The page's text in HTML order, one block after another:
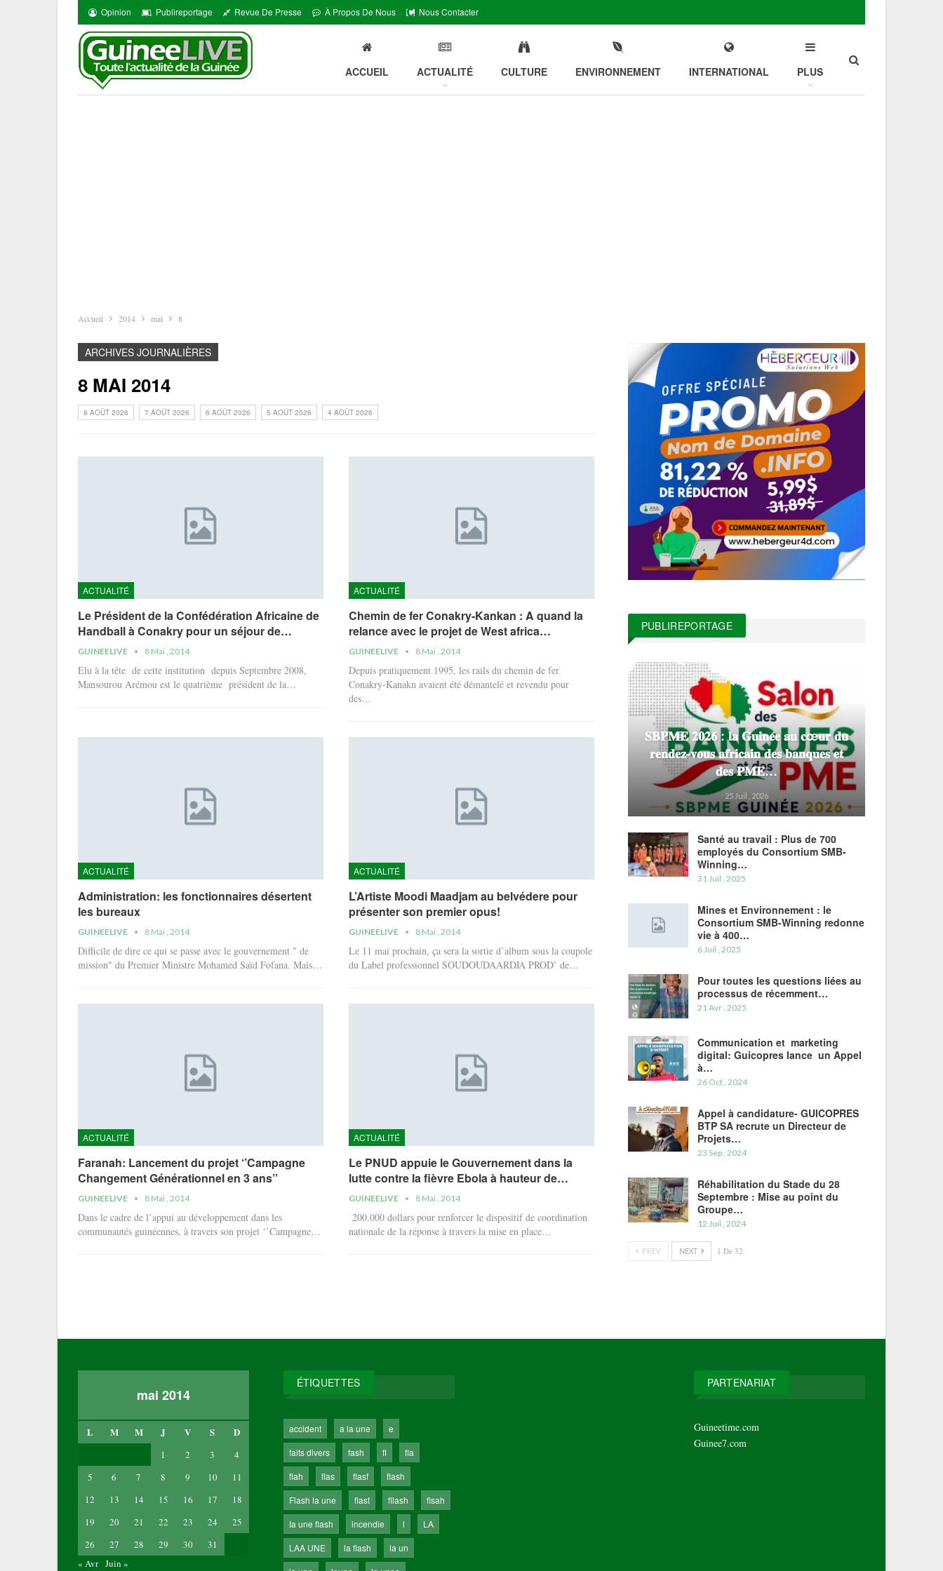
Opinion Publireportage Revue De Presse À Propos De Nous Nous Contacter
ACCUEIL ACTUALITÉ CULTURE ENVIRONNEMENT INTERNATIONAL PLUS
Accueil 2014 mai 8
ARCHIVES JOURNALIÈRES
8 MAI 2014
8 AOÛT 2026 7 AOÛT 2026 6 AOÛT 2026 5 AOÛT 2026 4 AOÛT 2026
ACTUALITÉ
Le Président de la Confédération Africaine de
Handball à Conakry pour un séjour de…
GUINEELIVE 8 Mai , 2014
Elu à la tête de cette institution depuis Septembre 2008,
Mansourou Arémou est le quatrième président de la…
ACTUALITÉ
Chemin de fer Conakry-Kankan : A quand la
relance avec le projet de West africa…
GUINEELIVE 8 Mai , 2014
Depuis pratiquement 1995, les rails du chemin de fer
Conakry-Kanakn avaient été démantelé et revendu pour
des…
ACTUALITÉ
Administration: les fonctionnaires désertent
les bureaux
GUINEELIVE 8 Mai , 2014
Difficile de dire ce qui se passe avec le gouvernement " de
mission" du Premier Ministre Mohamed Saïd Fofana. Mais…
ACTUALITÉ
L’Artiste Moodi Maadjam au belvédere pour
présenter son premier opus!
GUINEELIVE 8 Mai , 2014
Le 11 mai prochain, ça sera la sortie d’album sous la coupole
du Label professionnel SOUDOUDAARDJA PROD’ de…
ACTUALITÉ
Faranah: Lancement du projet ‘’Campagne
Changement Générationnel en 3 ans’’
GUINEELIVE 8 Mai , 2014
Dans le cadre de l’appui au développement dans les
communautés guinéennes, à travers son projet ‘’Campagne…
ACTUALITÉ
Le PNUD appuie le Gouvernement dans la
lutte contre la fièvre Ebola à hauteur de…
GUINEELIVE 8 Mai , 2014
200.000 dollars pour renforcer le dispositif de coordination
nationale de la réponse à travers la mise en place…
PUBLIREPORTAGE
𝐒𝐁𝐏𝐌𝐄 𝟐𝟎𝟐𝟔 : 𝐥𝐚 𝐆𝐮𝐢𝐧𝐞́𝐞 𝐚𝐮 𝐜œ𝐮𝐫 𝐝𝐮
𝐫𝐞𝐧𝐝𝐞𝐳-𝐯𝐨𝐮𝐬 𝐚𝐟𝐫𝐢𝐜𝐚𝐢𝐧 𝐝𝐞𝐬 𝐛𝐚𝐧𝐪𝐮𝐞𝐬 𝐞𝐭
𝐝𝐞𝐬 𝐏𝐌𝐄…
25 Juil , 2026
Santé au travail : Plus de 700
employés du Consortium SMB-
Winning…
31 Juil , 2025
Mines et Environnement : le
Consortium SMB-Winning redonne
vie à 400…
6 Juil , 2025
Pour toutes les questions liées au
processus de récemment…
21 Avr , 2025
Communication et marketing
digital: Guicopres lance un Appel
à…
26 Oct , 2024
Appel à candidature- GUICOPRES
BTP SA recrute un Directeur de
Projets…
23 Sep , 2024
Réhabilitation du Stade du 28
Septembre : Mise au point du
Groupe…
12 Juil , 2024
PREV NEXT 1 De 32
mai 2014
L M M J V S D
1 2 3
4
5
6 7 8 9 10
11
12
13 14 15 16 17
18
19
20 21 22 23 24
25
26
27 28 29 30
31
« Avr Juin »
ÉTIQUETTES
accident a la une
e
faits divers
fash fl
fla
flah
flas flasf
flash
Flash la une
flast fllash
flsah
Ia une flash
incendie l
LA
LAA UNE
la flash
la un
PARTENARIAT
Guineetime.com
Guinee7.com